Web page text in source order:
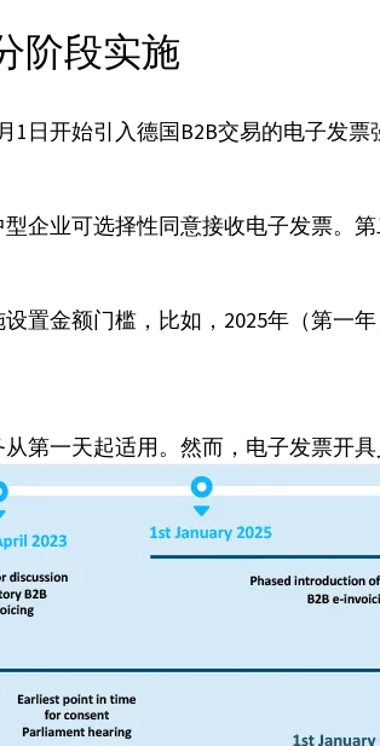
阶段实施
1日开始引入德国B2B交易的电子发
企业可选择性同意接收电子发票。
置金额门槛，比如，2025年（第一
第一天起适用。然而，电子发票开